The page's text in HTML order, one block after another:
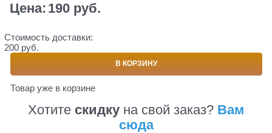
Цена: 190 руб.
Стоимость доставки:
200 руб.
В КОРЗИНУ
Товар уже в корзине
Хотите скидку на свой заказ? Вам
сюда